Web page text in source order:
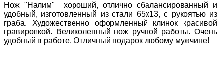
Нож "Налим" хороший, отлично сбалансированный и
удобный, изготовленный из стали 65х13, с рукоятью из
граба. Художественно оформленный клинок красивой
гравировкой. Великолепный нож ручной работы. Очень
удобный в работе. Отличный подарок любому мужчине!